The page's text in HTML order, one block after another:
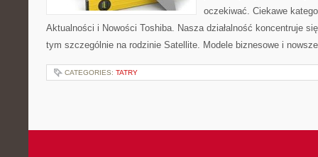
oczekiwać. Ciekawe
Aktualności i Nowości Toshiba. Nasza działalność koncentruje
tym szczególnie na rodzinie Satellite. Modele biznesowe i
CATEGORIES: TATRY